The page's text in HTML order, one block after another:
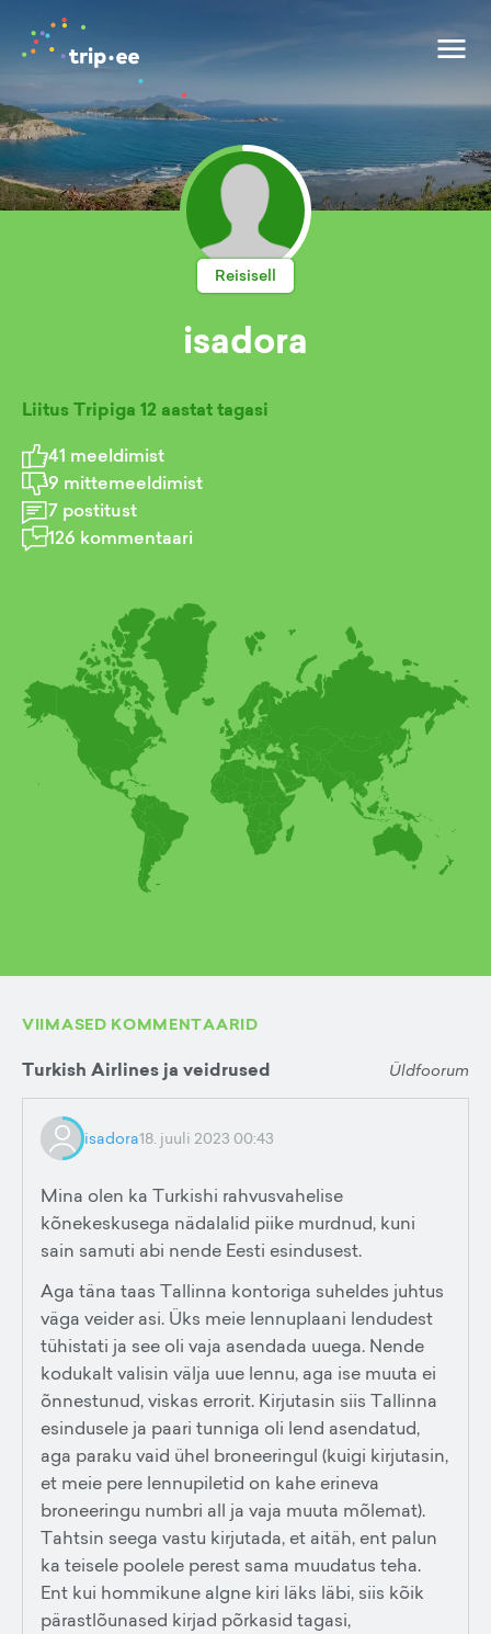
Reisisell
isadora
Liitus Tripiga 12 aastat tagasi
41 meeldimist
9 mittemeeldimist
7 postitust
126 kommentaari
VIIMASED KOMMENTAARID
Turkish Airlines ja veidrused Üldfoorum
isadora18. juuli 2023 00:43
Mina olen ka Turkishi rahvusvahelise
kõnekeskusega nädalalid piike murdnud, kuni
sain samuti abi nende Eesti esindusest.
Aga täna taas Tallinna kontoriga suheldes juhtus
väga veider asi. Üks meie lennuplaani lendudest
tühistati ja see oli vaja asendada uuega. Nende
kodukalt valisin välja uue lennu, aga ise muuta ei
õnnestunud, viskas errorit. Kirjutasin siis Tallinna
esindusele ja paari tunniga oli lend asendatud,
aga paraku vaid ühel broneeringul (kuigi kirjutasin,
et meie pere lennupiletid on kahe erineva
broneeringu numbri all ja vaja muuta mõlemat).
Tahtsin seega vastu kirjutada, et aitäh, ent palun
ka teisele poolele perest sama muudatus teha.
Ent kui hommikune algne kiri läks läbi, siis kõik
pärastlõunased kirjad põrkasid tagasi,